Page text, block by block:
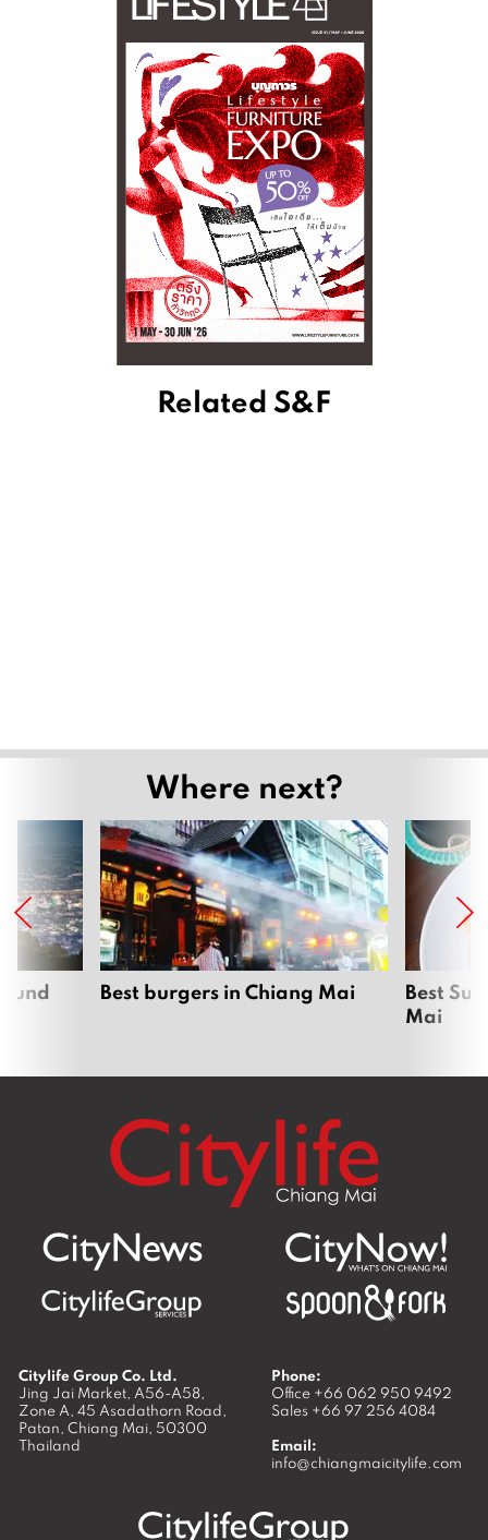
Related S&F
Where next?
Best burgers in Chiang Mai
Best
Mai
Citylife Group Co. Ltd.
Jing Jai Market, A56-A58,
Zone A, 45 Asadathorn Road,
Patan, Chiang Mai, 50300
Thailand
Phone:
Office +66 062 950 9492
Sales +66 97 256 4084
Email:
info@chiangmaicitylife.com